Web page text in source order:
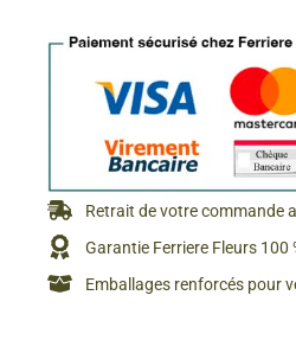
Retrait de votre commande
Garantie Ferriere Fleurs
Emballages renforcés pour